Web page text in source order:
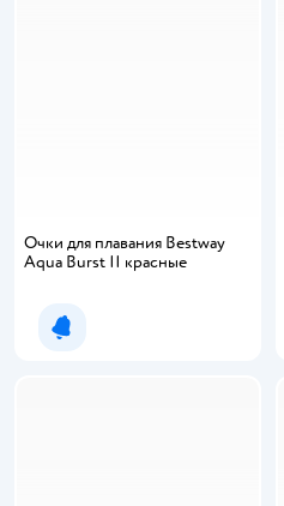
Очки для плавания Bestway
Aqua Burst II красные
Уведомить о появлении